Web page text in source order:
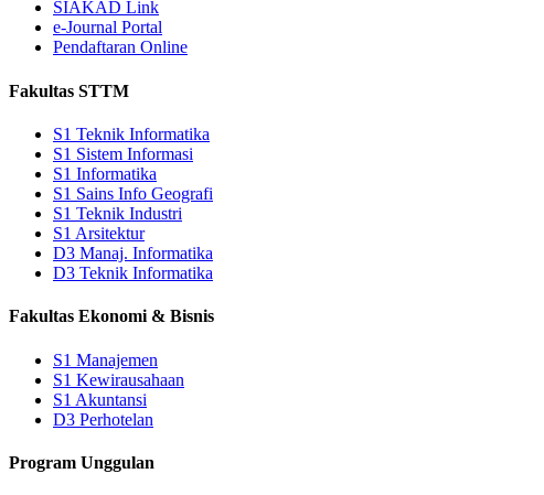
SIAKAD Link
e-Journal Portal
Pendaftaran Online
Fakultas STTM
S1 Teknik Informatika
S1 Sistem Informasi
S1 Informatika
S1 Sains Info Geografi
S1 Teknik Industri
S1 Arsitektur
D3 Manaj. Informatika
D3 Teknik Informatika
Fakultas Ekonomi & Bisnis
S1 Manajemen
S1 Kewirausahaan
S1 Akuntansi
D3 Perhotelan
Program Unggulan